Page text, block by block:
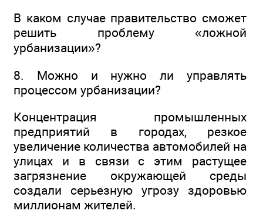
В каком случае правительство сможет
решить проблему «ложной
урбанизации»?
8. Можно и нужно ли управлять
процессом урбанизации?
Концентрация промышленных
предприятий в городах, резкое
увеличение количества автомобилей на
улицах и в связи с этим растущее
загрязнение окружающей среды
создали серьезную угрозу здоровью
миллионам жителей.